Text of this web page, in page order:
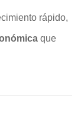
rápido,
que